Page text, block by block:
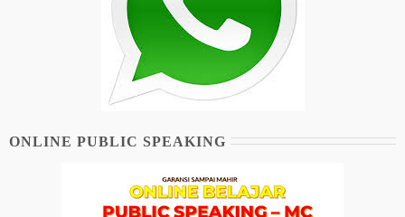
ONLINE PUBLIC SPEAKING